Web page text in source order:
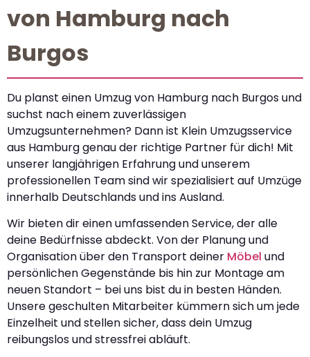
von Hamburg nach
Burgos
Du planst einen Umzug von Hamburg nach Burgos und
suchst nach einem zuverlässigen
Umzugsunternehmen? Dann ist Klein Umzugsservice
aus Hamburg genau der richtige Partner für dich! Mit
unserer langjährigen Erfahrung und unserem
professionellen Team sind wir spezialisiert auf Umzüge
innerhalb Deutschlands und ins Ausland.
Wir bieten dir einen umfassenden Service, der alle
deine Bedürfnisse abdeckt. Von der Planung und
Organisation über den Transport deiner Möbel und
persönlichen Gegenstände bis hin zur Montage am
neuen Standort – bei uns bist du in besten Händen.
Unsere geschulten Mitarbeiter kümmern sich um jede
Einzelheit und stellen sicher, dass dein Umzug
reibungslos und stressfrei abläuft.